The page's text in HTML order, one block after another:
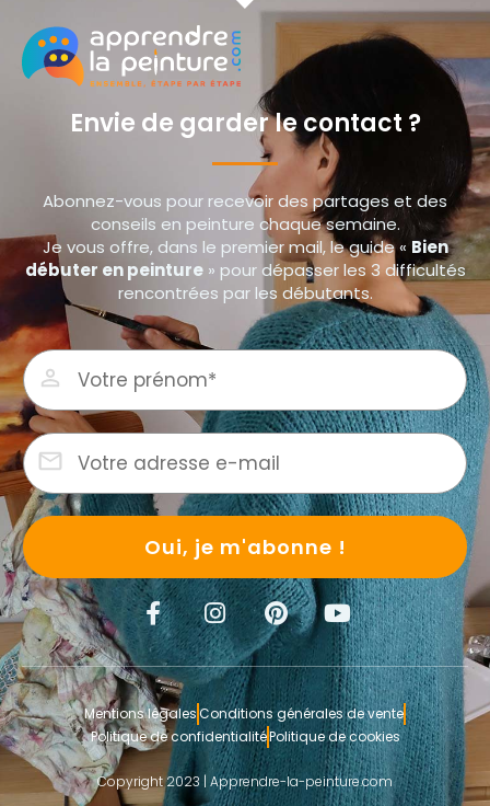
Envie de garder le contact ?
Abonnez-vous pour recevoir des partages et des
conseils en peinture chaque semaine.
Je vous offre, dans le premier mail, le guide « Bien
débuter en peinture» pour dépasser les 3 difficultés
rencontrées par les débutants.
Oui, je m'abonne !
Mentions légalesConditions générales de vente
Politique de confidentialitéPolitique de cookies
Copyright 2023 | Apprendre-la-peinture.com